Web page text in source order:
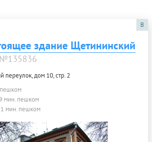
B
здание Щетининский
переулок, дом 10, стр. 2
мин. пешком
мин. пешком